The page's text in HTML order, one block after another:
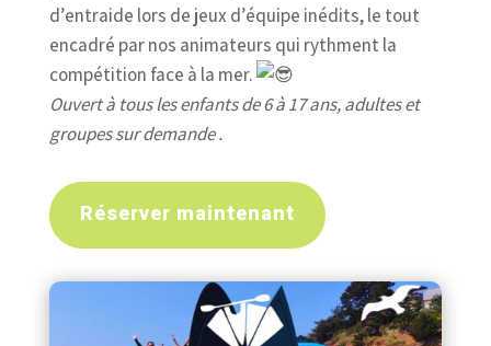
d’entraide lors de jeux d’équipe inédits, le tout
encadré par nos animateurs qui rythment la
compétition face à la mer.
Ouvert à tous les enfants de 6 à 17 ans, adultes et
groupes sur demande .
Réserver maintenant